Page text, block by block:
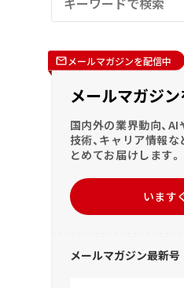
メールマガジンを配信中
メールマガジ
国内外の業界動向、
技術、キャリア情報
とめてお届けします。
います
メールマガジン最新号